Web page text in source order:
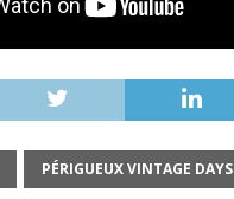
PÉRIGUEUX VINTAGE DAYS